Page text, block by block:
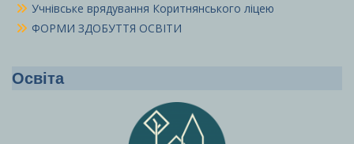
Учнівське врядування Коритнянського ліцею
ФОРМИ ЗДОБУТТЯ ОСВІТИ
Освіта